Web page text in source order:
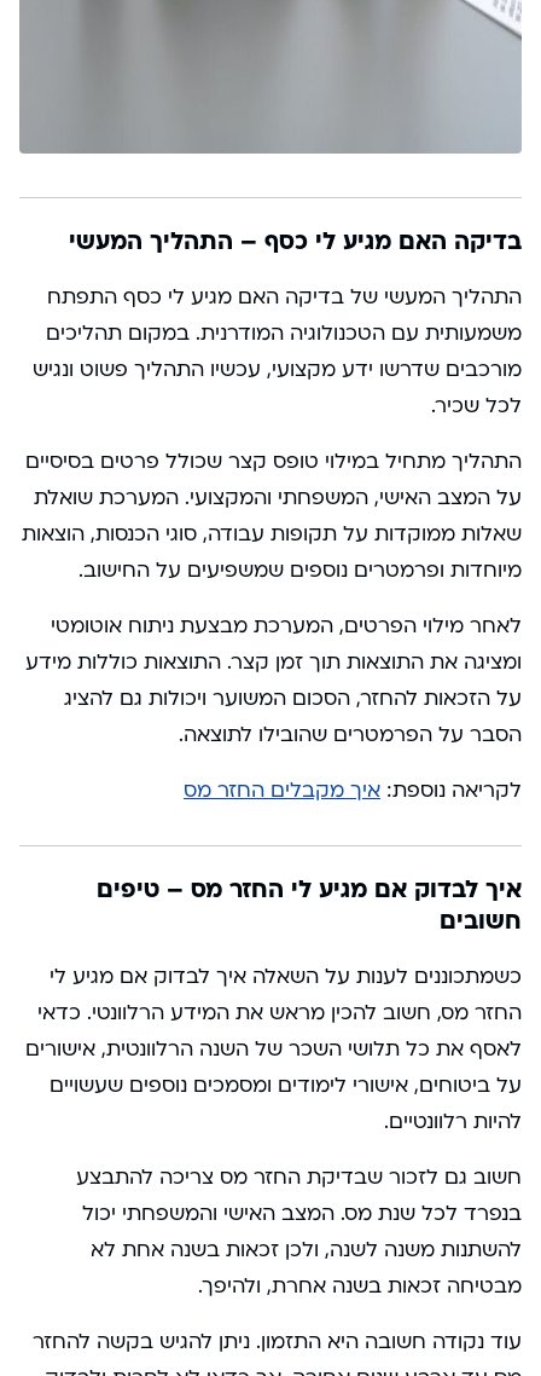
בדיקה האם מגיע לי כסף – התהליך המעשי
התהליך המעשי של בדיקה האם מגיע לי כסף התפתח
משמעותית עם הטכנולוגיה המודרנית. במקום תהליכים
מורכבים שדרשו ידע מקצועי, עכשיו התהליך פשוט ונגיש
לכל שכיר.
התהליך מתחיל במילוי טופס קצר שכולל פרטים בסיסיים
על המצב האישי, המשפחתי והמקצועי. המערכת שואלת
שאלות ממוקדות על תקופות עבודה, סוגי הכנסות, הוצאות
מיוחדות ופרמטרים נוספים שמשפיעים על החישוב.
לאחר מילוי הפרטים, המערכת מבצעת ניתוח אוטומטי
ומציגה את התוצאות תוך זמן קצר. התוצאות כוללות מידע
על הזכאות להחזר, הסכום המשוער ויכולות גם להציג
הסבר על הפרמטרים שהובילו לתוצאה.
לקריאה נוספת: איך מקבלים החזר מס
איך לבדוק אם מגיע לי החזר מס – טיפים
חשובים
כשמתכוננים לענות על השאלה איך לבדוק אם מגיע לי
החזר מס, חשוב להכין מראש את המידע הרלוונטי. כדאי
לאסף את כל תלושי השכר של השנה הרלוונטית, אישורים
על ביטוחים, אישורי לימודים ומסמכים נוספים שעשויים
להיות רלוונטיים.
חשוב גם לזכור שבדיקת החזר מס צריכה להתבצע
בנפרד לכל שנת מס. המצב האישי והמשפחתי יכול
להשתנות משנה לשנה, ולכן זכאות בשנה אחת לא
מבטיחה זכאות בשנה אחרת, ולהיפך.
עוד נקודה חשובה היא התזמון. ניתן להגיש בקשה להחזר